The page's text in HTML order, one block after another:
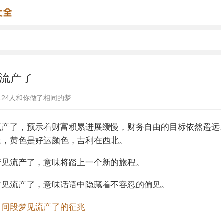
产了
人和你做了相同的梦
了，预示着财富积累进展缓慢，财务自由的目标依然遥
黄色是好运颜色，吉利在西北。
流产了，意味将踏上一个新的旅程。
流产了，意味话语中隐藏着不容忍的偏见。
段梦见流产了的征兆